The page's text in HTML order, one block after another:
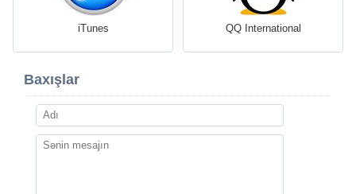
iTunes QQ International
Baxışlar